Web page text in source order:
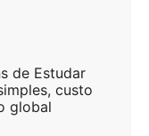
de Estudar
custo
global